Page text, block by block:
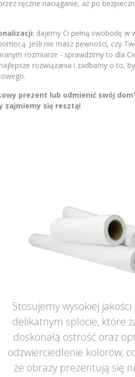
ręczne naciąganie, aż po
: dajemy Ci pełną swobodę w
Jeśli nie masz pewności, czy
rozmiarze - sprawdzimy to dla
rozwiązania i zadbamy o to,
prezent lub odmienić swój
zajmiemy się resztą!
Stosujemy wysokiej jakości
delikatnym splocie, które
doskonałą ostrość oraz
odzwierciedlenie kolorów,
że obrazy prezentują się